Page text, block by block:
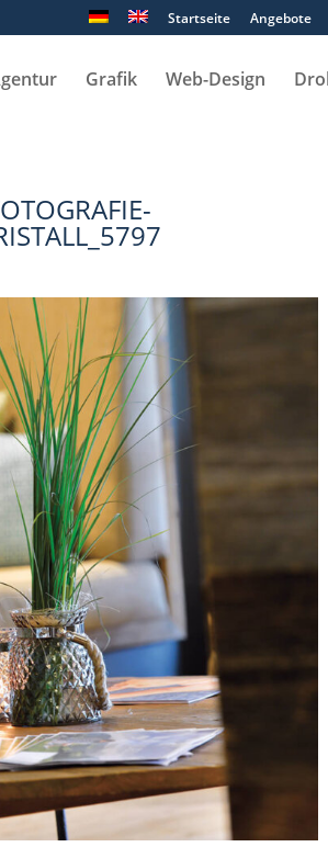
Startseite Angebote
Grafik Web-Design